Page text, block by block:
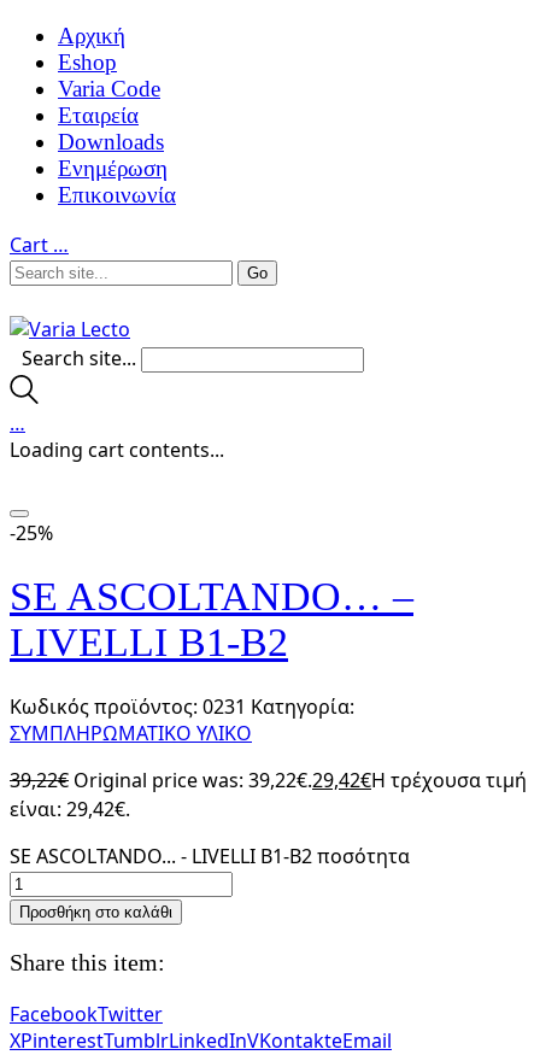
Αρχική
Eshop
Varia Code
Εταιρεία
Downloads
Ενημέρωση
Επικοινωνία
Cart …
Search site...
…
Loading cart contents...
-25%
SE ASCOLTANDO… –
LIVELLI B1-B2
Κωδικός προϊόντος: 0231 Κατηγορία:
ΣΥΜΠΛΗΡΩΜΑΤΙΚΟ ΥΛΙΚΟ
39,22€ Original price was: 39,22€.29,42€Η τρέχουσα τιμή
είναι: 29,42€.
SE ASCOLTANDO... - LIVELLI B1-B2 ποσότητα
Προσθήκη στο καλάθι
Share this item:
FacebookTwitter
XPinterestTumblrLinkedInVKontakteEmail